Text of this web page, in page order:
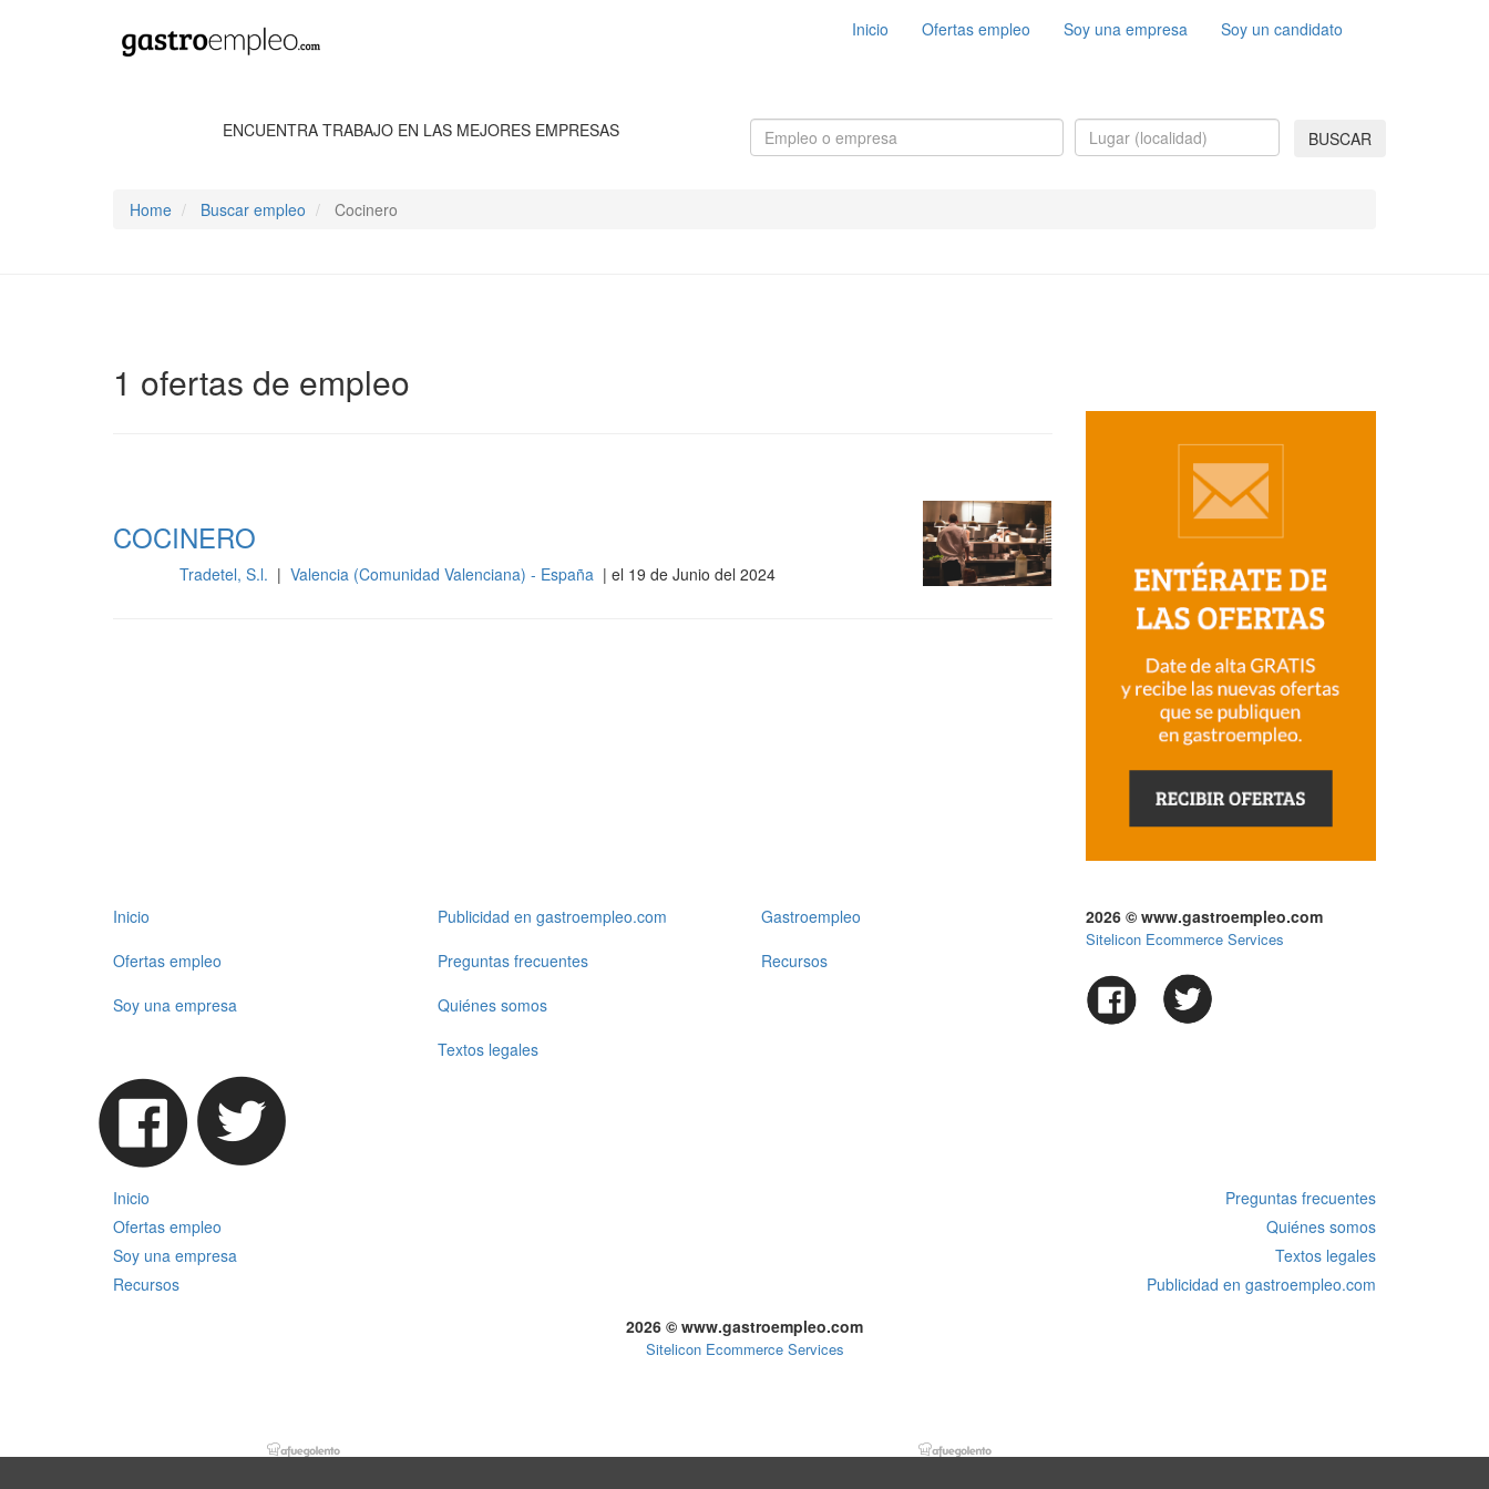
Inicio Ofertas empleo Soy una empresa Soy un candidato
ENCUENTRA TRABAJO EN LAS MEJORES EMPRESAS BUSCAR
Home Buscar empleo Cocinero
1 ofertas de empleo
COCINERO
Tradetel, S.l. | Valencia (Comunidad Valenciana) - España | el 19 de Junio del 2024
Inicio
Ofertas empleo
Soy una empresa
Publicidad en gastroempleo.com
Preguntas frecuentes
Quiénes somos
Textos legales
Gastroempleo
Recursos
2026 © www.gastroempleo.com
Sitelicon Ecommerce Services
Inicio
Preguntas frecuentes
Ofertas empleo
Quiénes somos
Soy una empresa
Textos legales
Recursos
Publicidad en gastroempleo.com
2026 © www.gastroempleo.com
Sitelicon Ecommerce Services